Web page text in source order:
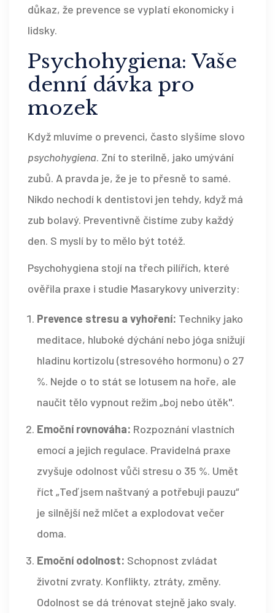
důkaz, že prevence se vyplatí ekonomicky i
lidsky.
Psychohygiena: Vaše
denní dávka pro
mozek
Když mluvíme o prevenci, často slyšíme slovo
psychohygiena. Zní to sterilně, jako umývání
zubů. A pravda je, že je to přesně to samé.
Nikdo nechodí k dentistovi jen tehdy, když má
zub bolavý. Preventivně čistíme zuby každý
den. S myslí by to mělo být totéž.
Psychohygiena stojí na třech pilířích, které
ověřila praxe i studie Masarykovy univerzity:
Prevence stresu a vyhoření: Techniky jako
meditace, hluboké dýchání nebo jóga snižují
hladinu kortizolu (stresového hormonu) o 27
%. Nejde o to stát se lotusem na hoře, ale
naučit tělo vypnout režim „boj nebo útěk".
Emoční rovnováha: Rozpoznání vlastních
emocí a jejich regulace. Pravidelná praxe
zvyšuje odolnost vůči stresu o 35 %. Umět
říct „Teď jsem naštvaný a potřebuji pauzu“
je silnější než mlčet a explodovat večer
doma.
Emoční odolnost: Schopnost zvládat
životní zvraty. Konflikty, ztráty, změny.
Odolnost se dá trénovat stejně jako svaly.